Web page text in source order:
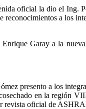
oficial la dio el Ing.
a los
Garay a la
presento a los
en la región
revista oficial de